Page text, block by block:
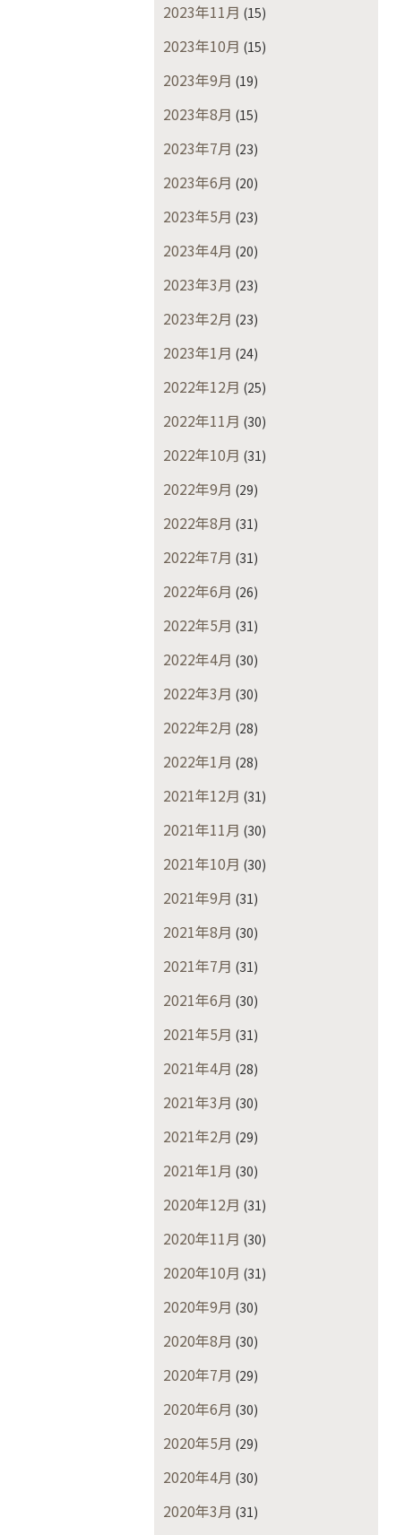
2023年11月 (15)
2023年10月 (15)
2023年9月 (19)
2023年8月 (15)
2023年7月 (23)
2023年6月 (20)
2023年5月 (23)
2023年4月 (20)
2023年3月 (23)
2023年2月 (23)
2023年1月 (24)
2022年12月 (25)
2022年11月 (30)
2022年10月 (31)
2022年9月 (29)
2022年8月 (31)
2022年7月 (31)
2022年6月 (26)
2022年5月 (31)
2022年4月 (30)
2022年3月 (30)
2022年2月 (28)
2022年1月 (28)
2021年12月 (31)
2021年11月 (30)
2021年10月 (30)
2021年9月 (31)
2021年8月 (30)
2021年7月 (31)
2021年6月 (30)
2021年5月 (31)
2021年4月 (28)
2021年3月 (30)
2021年2月 (29)
2021年1月 (30)
2020年12月 (31)
2020年11月 (30)
2020年10月 (31)
2020年9月 (30)
2020年8月 (30)
2020年7月 (29)
2020年6月 (30)
2020年5月 (29)
2020年4月 (30)
2020年3月 (31)